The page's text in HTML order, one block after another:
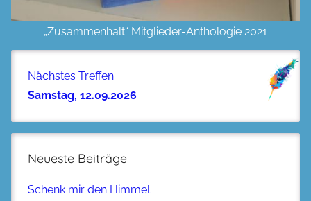
„Zusammenhalt“ Mitglieder-Anthologie 2021
Nächstes Treffen:
Samstag, 12.09.2026
Neueste Beiträge
Schenk mir den Himmel